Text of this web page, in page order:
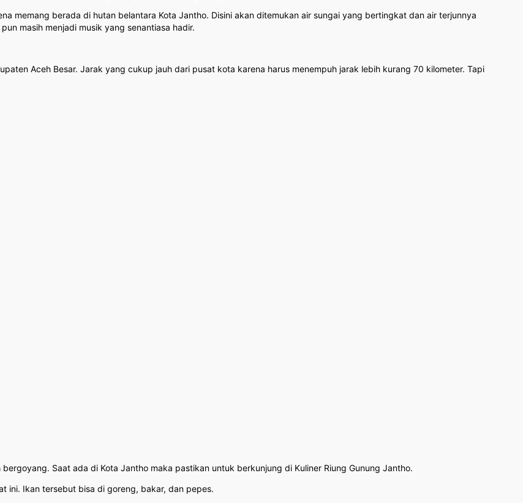
memang berada di hutan belantara Kota Jantho. Disini akan ditemukan air sungai yang bertingkat dan air terjunnya
masih menjadi musik yang senantiasa hadir.
Aceh Besar. Jarak yang cukup jauh dari pusat kota karena harus menempuh jarak lebih kurang 70 kilometer. Tapi
Saat ada di Kota Jantho maka pastikan untuk berkunjung di Kuliner Riung Gunung Jantho.
ini. Ikan tersebut bisa di goreng, bakar, dan pepes.